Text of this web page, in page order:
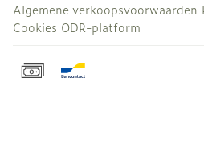
Algemene verkoopsvoorwaarden
Cookies ODR-platform